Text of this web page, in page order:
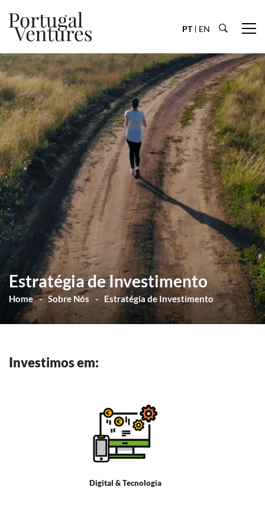
PT EN
Estratégia de Investimento
Home Sobre Nós Estratégia de Investimento
Investimos em:
Digital & Tecnologia